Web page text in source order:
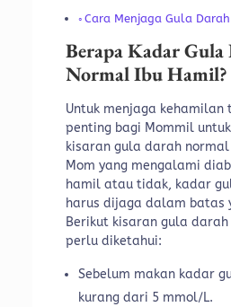
Cara Menjaga Gula
Berapa Kadar Gula
Normal Ibu Hamil?
Untuk menjaga kehamilan
penting bagi Mommil
kisaran gula darah
Mom yang mengalami
hamil atau tidak, kadar
harus dijaga dalam batas
Berikut kisaran gula
perlu diketahui:
Sebelum makan kadar
kurang dari 5 mmol/L.